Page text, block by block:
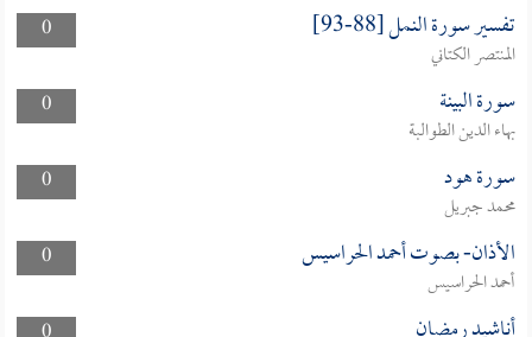
0
تفسير سورة النمل [88-93]
المنتصر الكتاني
0
سورة البينة
بهاء الدين الطوالبة
0
سورة هود
محمد جبريل
0
الأذان- بصوت أحمد الحراسيس
أحمد الحراسيس